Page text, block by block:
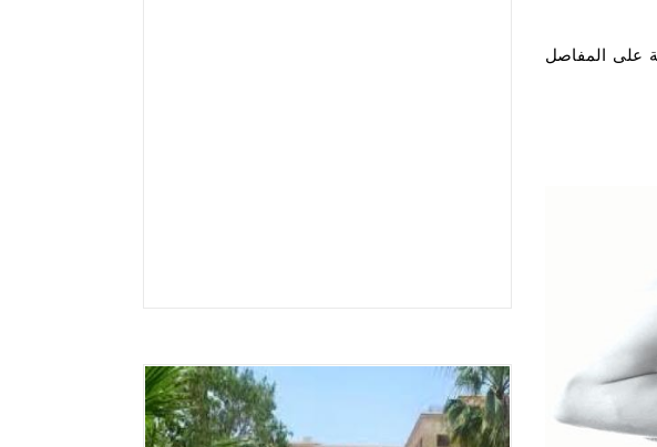
للمحافظة على المفاصل